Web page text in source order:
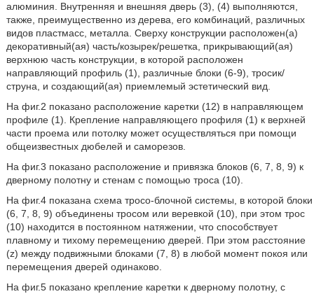
алюминия. Внутренняя и внешняя дверь (3), (4) выполняются,
также, преимущественно из дерева, его комбинаций, различных
видов пластмасс, металла. Сверху конструкции расположен(а)
декоративный(ая) часть/козырек/решетка, прикрывающий(ая)
верхнюю часть конструкции, в которой расположен
направляющий профиль (1), различные блоки (6-9), тросик/
струна, и создающий(ая) приемлемый эстетический вид.
На фиг.2 показано расположение каретки (12) в направляющем
профиле (1). Крепление направляющего профиля (1) к верхней
части проема или потолку может осуществляться при помощи
общеизвестных дюбелей и саморезов.
На фиг.3 показано расположение и привязка блоков (6, 7, 8, 9) к
дверному полотну и стенам с помощью троса (10).
На фиг.4 показана схема тросо-блочной системы, в которой блоки
(6, 7, 8, 9) объединены тросом или веревкой (10), при этом трос
(10) находится в постоянном натяжении, что способствует
плавному и тихому перемещению дверей. При этом расстояние
(z) между подвижными блоками (7, 8) в любой момент покоя или
перемещения дверей одинаково.
На фиг.5 показано крепление каретки к дверному полотну, с